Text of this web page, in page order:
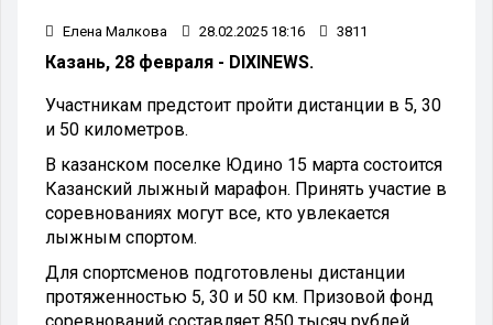
Елена Малкова 28.02.2025 18:16 3811
Казань, 28 февраля - DIXINEWS.
Участникам предстоит пройти дистанции в 5, 30
и 50 километров.
В казанском поселке Юдино 15 марта состоится
Казанский лыжный марафон. Принять участие в
соревнованиях могут все, кто увлекается
лыжным спортом.
Для спортсменов подготовлены дистанции
протяженностью 5, 30 и 50 км. Призовой фонд